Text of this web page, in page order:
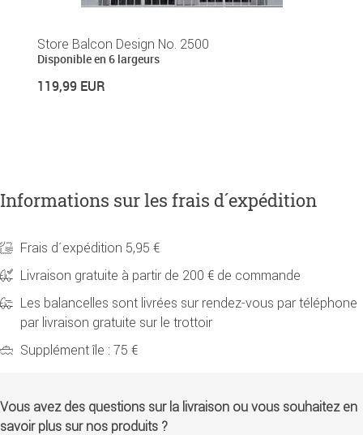
Store Balcon Design No. 2500
Disponible en 6 largeurs
119,99 EUR
Informations sur les frais d´expédition
Frais d´expédition 5,95 €
Livraison gratuite à partir de 200 € de commande
Les balancelles sont livrées sur rendez-vous par téléphone
par livraison gratuite sur le trottoir
Supplément île : 75 €
Vous avez des questions sur la livraison ou vous souhaitez en
savoir plus sur nos produits ?